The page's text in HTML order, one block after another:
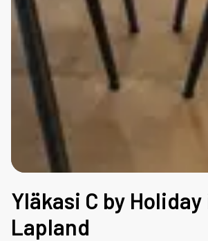
Yläkasi C by Holiday
Lapland